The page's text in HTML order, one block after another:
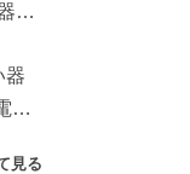
具
器
子
見る